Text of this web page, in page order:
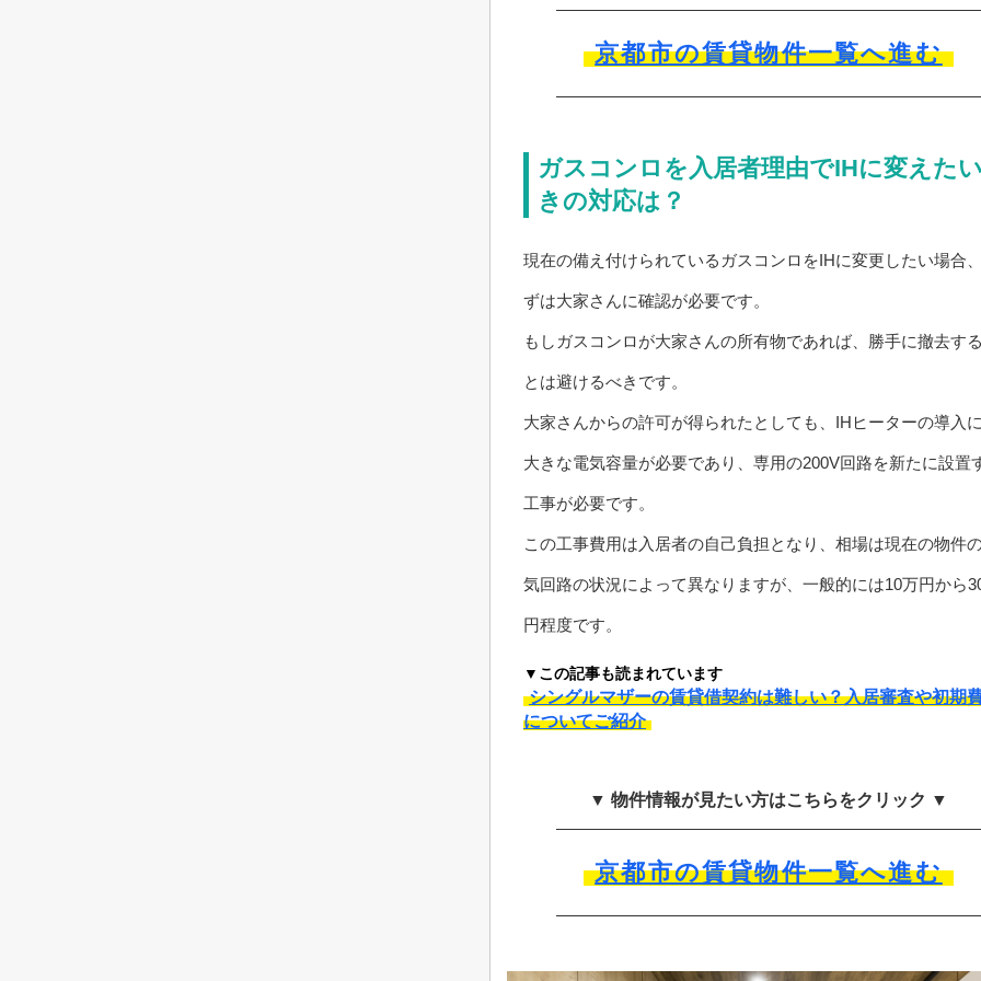
京都市の賃貸物件一覧へ進む
ガスコンロを入居者理由でIHに変えた
きの対応は？
現在の備え付けられているガスコンロをIHに変更したい場合
ずは大家さんに確認が必要です。
もしガスコンロが大家さんの所有物であれば、勝手に撤去す
とは避けるべきです。
大家さんからの許可が得られたとしても、IHヒーターの導入
大きな電気容量が必要であり、専用の200V回路を新たに設置
工事が必要です。
この工事費用は入居者の自己負担となり、相場は現在の物件
気回路の状況によって異なりますが、一般的には10万円から
円程度です。
▼この記事も読まれています
シングルマザーの賃貸借契約は難しい？入居審査や初期
についてご紹介
▼ 物件情報が見たい方はこちらをクリック ▼
京都市の賃貸物件一覧へ進む